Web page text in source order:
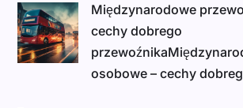
Międzynarodowe
cechy dobrego
osobowe – cechy